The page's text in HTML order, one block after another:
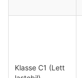
Klasse C1 (Lett